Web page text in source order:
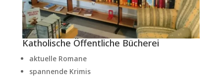
Katholische Öffentliche Bücherei
aktuelle Romane
spannende Krimis